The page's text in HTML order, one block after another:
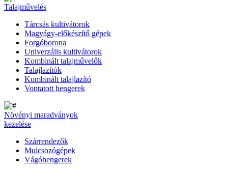
Talajművelés
Tárcsás kultivátorok
Magyágy-előkészítő gépek
Forgóborona
Univerzális kultivátorok
Kombinált talajművelők
Talajlazítók
Kombinált talajlazító
Vontatott hengerek
Növényi maradványok
kezelése
Szárrendezők
Mulcsozógépek
Vágóhengerek